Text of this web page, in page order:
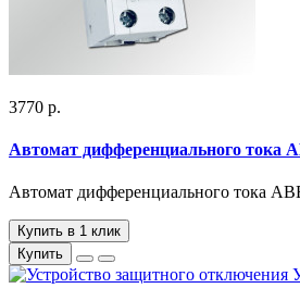
3770 р.
Автомат дифференциального тока
Автомат дифференциального тока
Купить в 1 клик
Купить